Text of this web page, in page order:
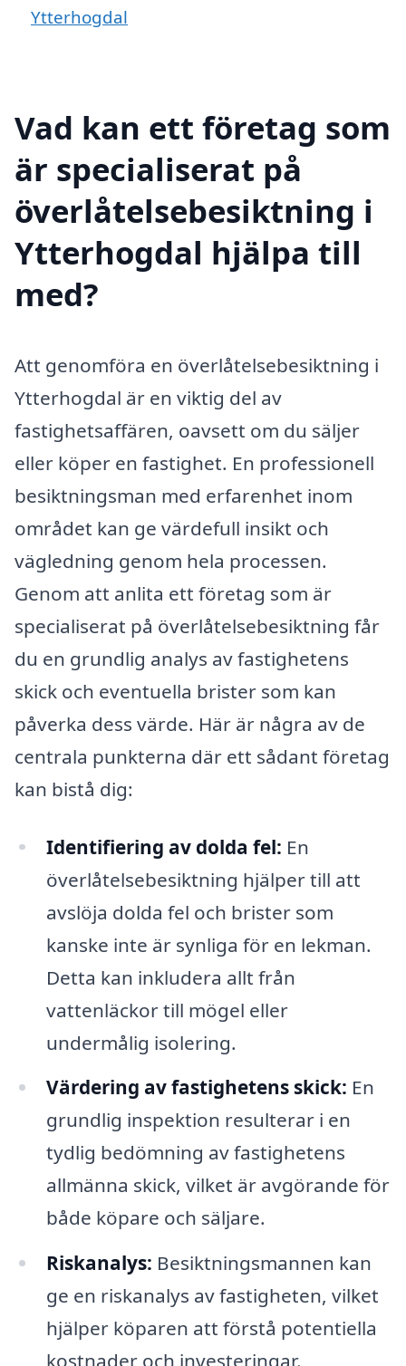
Ytterhogdal
Vad kan ett företag som
är specialiserat på
överlåtelsebesiktning i
Ytterhogdal hjälpa till
med?
Att genomföra en överlåtelsebesiktning i
Ytterhogdal är en viktig del av
fastighetsaffären, oavsett om du säljer
eller köper en fastighet. En professionell
besiktningsman med erfarenhet inom
området kan ge värdefull insikt och
vägledning genom hela processen.
Genom att anlita ett företag som är
specialiserat på överlåtelsebesiktning får
du en grundlig analys av fastighetens
skick och eventuella brister som kan
påverka dess värde. Här är några av de
centrala punkterna där ett sådant företag
kan bistå dig:
Identifiering av dolda fel: En
överlåtelsebesiktning hjälper till att
avslöja dolda fel och brister som
kanske inte är synliga för en lekman.
Detta kan inkludera allt från
vattenläckor till mögel eller
undermålig isolering.
Värdering av fastighetens skick: En
grundlig inspektion resulterar i en
tydlig bedömning av fastighetens
allmänna skick, vilket är avgörande för
både köpare och säljare.
Riskanalys: Besiktningsmannen kan
ge en riskanalys av fastigheten, vilket
hjälper köparen att förstå potentiella
kostnader och investeringar.